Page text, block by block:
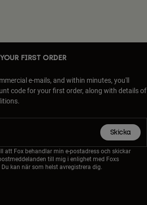
FIRST ORDER
e-mails, and within minutes, you'll
code for your first order, along with details of
Skicka
att Fox behandlar min e-postadress och skickar
till mig i enlighet med Foxs
Du kan när som helst avregistrera dig.